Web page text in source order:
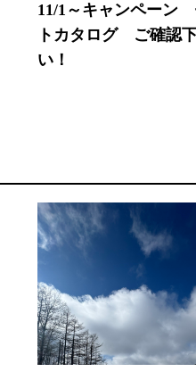
11/1～キャンペーン
トカタログ ご確認
い！